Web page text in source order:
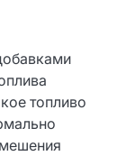
топливо